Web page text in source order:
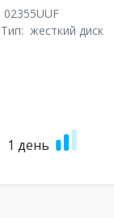
02355UUF
Тип: жесткий диск
1 день